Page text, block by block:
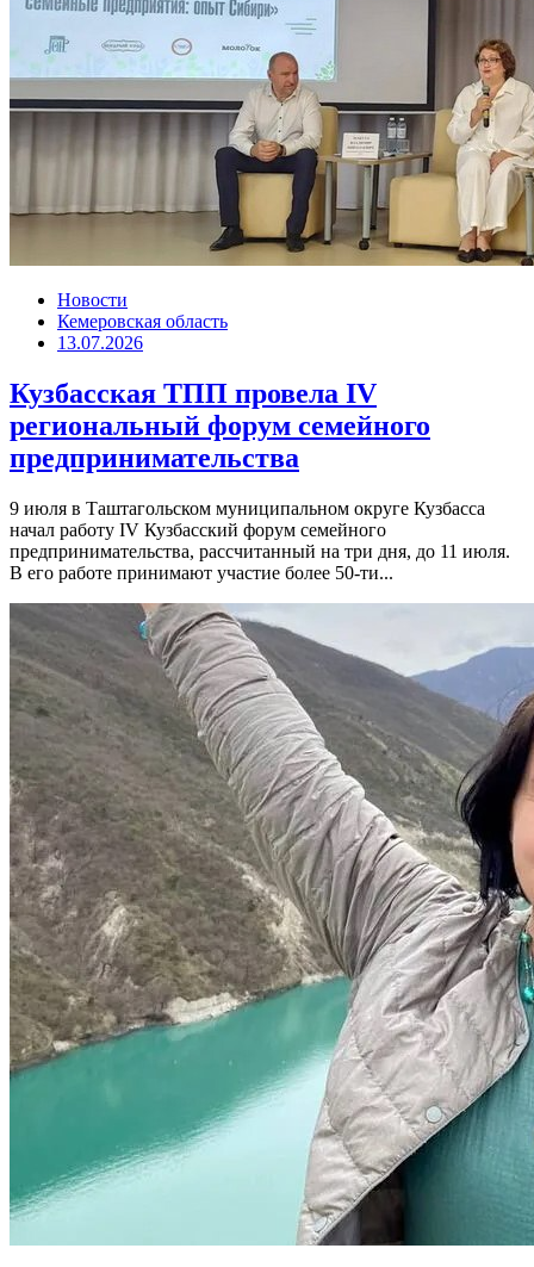
Новости
Кемеровская область
13.07.2026
Кузбасская ТПП провела IV
региональный форум семейного
предпринимательства
9 июля в Таштагольском муниципальном округе Кузбасса
начал работу IV Кузбасский форум семейного
предпринимательства, рассчитанный на три дня, до 11 июля.
В его работе принимают участие более 50-ти...